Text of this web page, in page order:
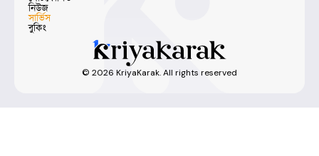
নিউজ
সার্ভিস
বুকিং
© 2026 KriyaKarak. All rights reserved